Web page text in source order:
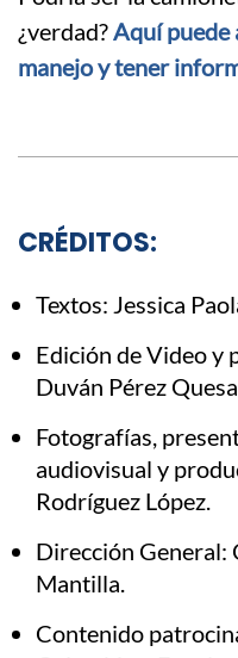
¿verdad?Aquí puede
manejo y tener
CRÉDITOS:
Textos: Jessica
Edición de Video y
Duván Pérez
Fotografías,
audiovisual y
Rodríguez López.
Dirección General:
Mantilla.
Contenido